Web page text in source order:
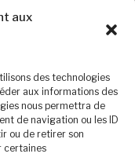
aux
des technologies
aux informations des
nous permettra de
de navigation ou les ID
ou de retirer son
certaines